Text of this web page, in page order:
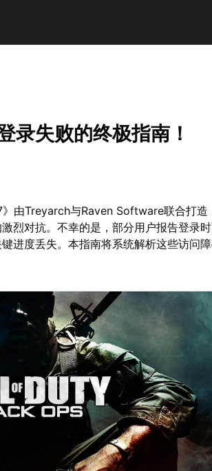
录失败的终极指南！
由Treyarch与Raven Software联合打造
烈对抗。不幸的是，部分用户报告登录
进度丢失。本指南将系统解析这些访问